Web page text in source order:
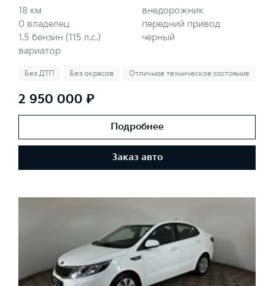
18 км
0 владелец
1.5 бензин (115 л.с.)
вариатор
внедорожник
передний привод
черный
Без ДТП Без окрасов Отличное техническое состояние
2 950 000 ₽
Подробнее
Заказ авто